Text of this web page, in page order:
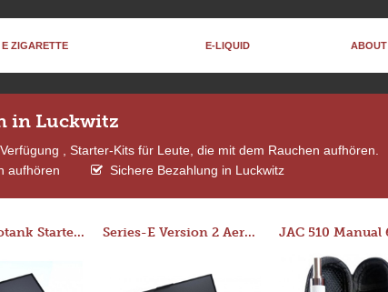
E ZIGARETTE E-LIQUID ABOUT
in Luckwitz
, Starter-Kits für Leute, die mit dem Rauchen aufhören.
aufhören Sichere Bezahlung in Luckwitz
Series-E Protank Starter Kit Series-E Version 2 Aero Tank Starter Kit